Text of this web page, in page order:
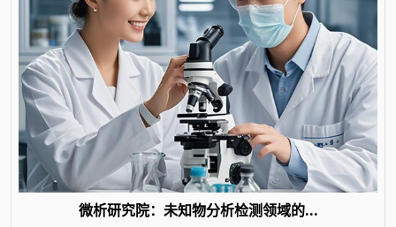
微析研究院：未知物分析检测领域的...